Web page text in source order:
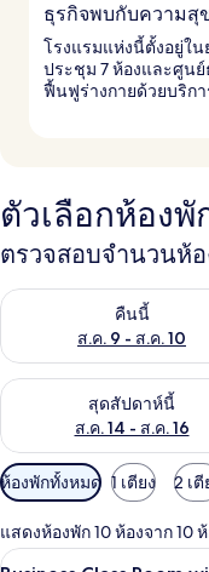
ธุรกิจพบกับความสุ
โรงแรมแห่งนี้ตั้งอยู่ใน
ประชุม 7 ห้องและศูนย์
ฟื้นฟูร่างกายด้วยบริก
ตัวเลือกห้องพั
ตรวจสอบจำนวนห้
คืนนี้
ส.ค. 9 - ส.ค. 10
ตรวจสอบจำนวนห้องพัก
สุดสัปดาห์นี้
ส.ค. 14 - ส.ค. 16
ตรวจสอบจำนวนห้องพักว่
ตัว
กรอง
ที่
ห้องพักทั้งหมด 1 เตียง 2 เตี
แสดงห้องพัก 10 ห้องจาก 10
เปิด